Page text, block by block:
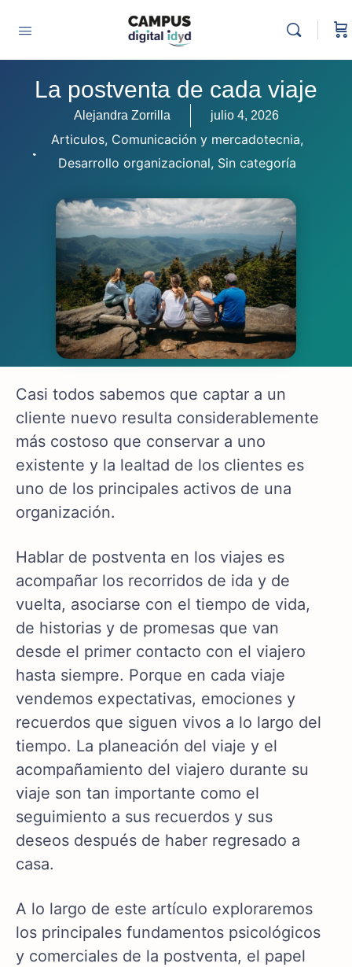
La postventa de cada viaje
Alejandra Zorrilla julio 4, 2026
Articulos, Comunicación y mercadotecnia,
Desarrollo organizacional, Sin categoría
Casi todos sabemos que captar a un
cliente nuevo resulta considerablemente
más costoso que conservar a uno
existente y la lealtad de los clientes es
uno de los principales activos de una
organización.
Hablar de postventa en los viajes es
acompañar los recorridos de ida y de
vuelta, asociarse con el tiempo de vida,
de historias y de promesas que van
desde el primer contacto con el viajero
hasta siempre. Porque en cada viaje
vendemos expectativas, emociones y
recuerdos que siguen vivos a lo largo del
tiempo. La planeación del viaje y el
acompañamiento del viajero durante su
viaje son tan importante como el
seguimiento a sus recuerdos y sus
deseos después de haber regresado a
casa.
A lo largo de este artículo exploraremos
los principales fundamentos psicológicos
y comerciales de la postventa, el papel